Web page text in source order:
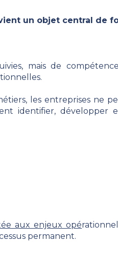
un objet central de
mais de
les entreprises ne
identifier, développer
aux enjeux opé
permanent.